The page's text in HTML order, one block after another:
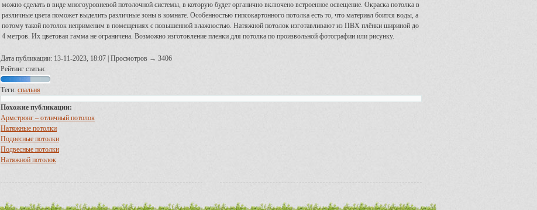
можно сделать в виде многоуровневой потолочной системы, в которую будет органично включено встроенное освещение. Окраска потолка в
различные цвета поможет выделить различные зоны в комнате. Особенностью гипсокартонного потолка есть то, что материал боится воды, а
потому такой потолок неприменим в помещениях с повышенной влажностью. Натяжной потолок изготавливают из ПВХ плёнки шириной до
4 метров. Их цветовая гамма не ограничена. Возможно изготовление пленки для потолка по произвольной фотографии или рисунку.
Дата публикации: 13-11-2023, 18:07 | Просмотров → 3406
Рейтинг статьи:
Теги: спальня
Похожие публикации:
Армстронг – отличный потолок
Натяжные потолки
Подвесные потолки
Подвесные потолки
Натяжной потолок